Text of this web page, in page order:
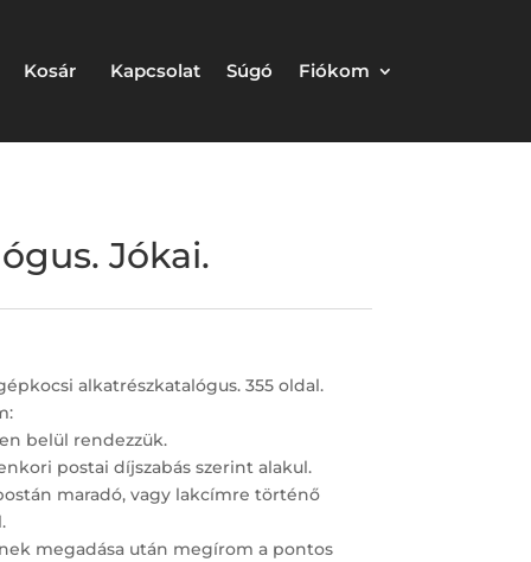
Kosár Kapcsolat Súgó Fiókom
Jókai.
alkatrészkatalógus. 355 oldal.
belül rendezzük.
postai díjszabás szerint alakul.
maradó, vagy lakcímre történő
megadása után megírom a pontos